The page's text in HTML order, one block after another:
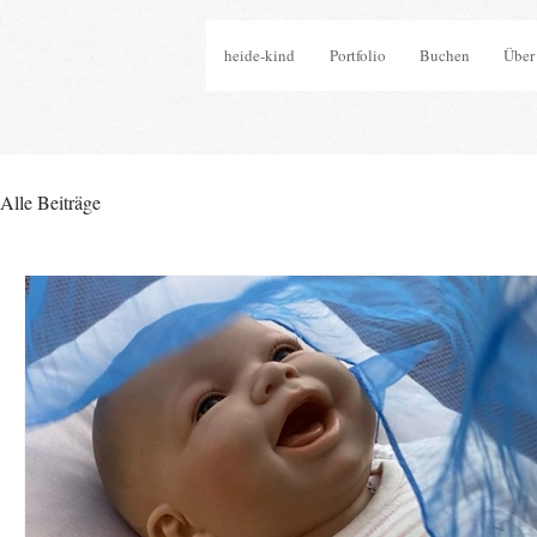
heide-kind Portfolio Buchen
Alle Beiträge